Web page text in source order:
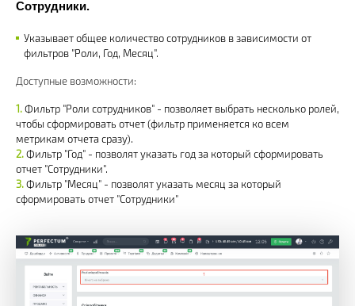
Сотрудники.
Указывает общее количество сотрудников в зависимости от
фильтров "Роли, Год, Месяц".
Доступные возможности:
Фильтр "Роли сотрудников" - позволяет выбрать несколько ролей,
чтобы сформировать отчет (фильтр применяется ко всем
метрикам отчета сразу).
Фильтр "Год" - позволят указать год за который сформировать
отчет "Сотрудники".
Фильтр "Месяц" - позволят указать месяц за который
сформировать отчет "Сотрудники"